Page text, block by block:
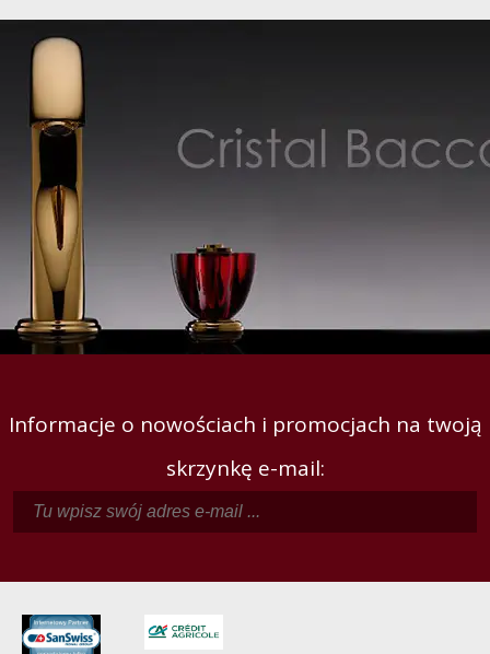
Informacje o nowościach i promocjach na twoją
skrzynkę e-mail: